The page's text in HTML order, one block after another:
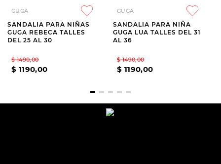
GUGA
SANDALIA PARA NIÑAS
GUGA REBECA TALLES
DEL 25 AL 30
$ 1490,00
$ 1190,00
GUGA
SANDALIA PARA NIÑA
GUGA LUA TALLES DEL 31
AL 36
$ 1490,00
$ 1190,00